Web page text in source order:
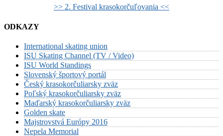
>> 2. Festival krasokorčuľovania <<
ODKAZY
International skating union
ISU Skating Channel (TV / Video)
ISU World Standings
Slovenský športový portál
Český krasokorčuliarsky zväz
Poľský krasokorčuliarsky zväz
Maďarský krasokorčuliarsky zväz
Golden skate
Majstrovstvá Európy 2016
Nepela Memorial